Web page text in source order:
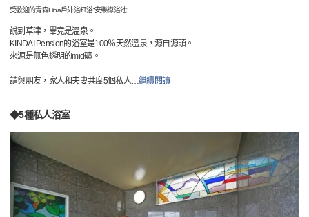
受歡迎的青森Hiba戶外浴缸浴“安樂樽浴池”
說到草津，畢竟是溫泉。
KINDAI Pension的浴室是100％天然溫泉，源自源頭。
來源是無色透明的mid礦。
請與朋友，家人和夫妻共度5個私人…繼續閱讀
◆5種私人浴室